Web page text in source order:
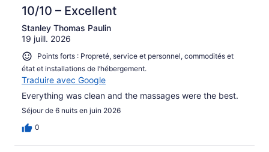
10/10 – Excellent
Stanley Thomas Paulin
19 juill. 2026
Points forts : Propreté, service et personnel, commodités et
état et installations de l’hébergement.
Traduire avec Google
Everything was clean and the massages were the best.
Séjour de 6 nuits en juin 2026
0